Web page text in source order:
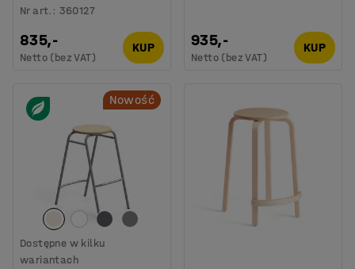
Nr art. : 360127
835,-
Netto (bez VAT)
KUP 935,-
Netto (bez VAT)
KUP
Nowość
Dostępne w kilku
wariantach